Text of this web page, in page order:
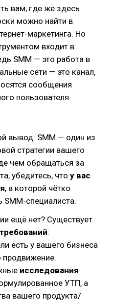
вам, где же здесь
можно найти в
маркетинга. Но
входит в
SMM — это работа в
сети — это канал,
сообщения
пользователя.
вывод: SMM — один из
стратегии вашего
чем обращаться за
убедитесь, что у вас
, в которой чётко
SMM-специалиста.
ещё нет? Существует
:
есть у вашего бизнеса
продвижение.
исследования
УТП, а
вашего продукта/